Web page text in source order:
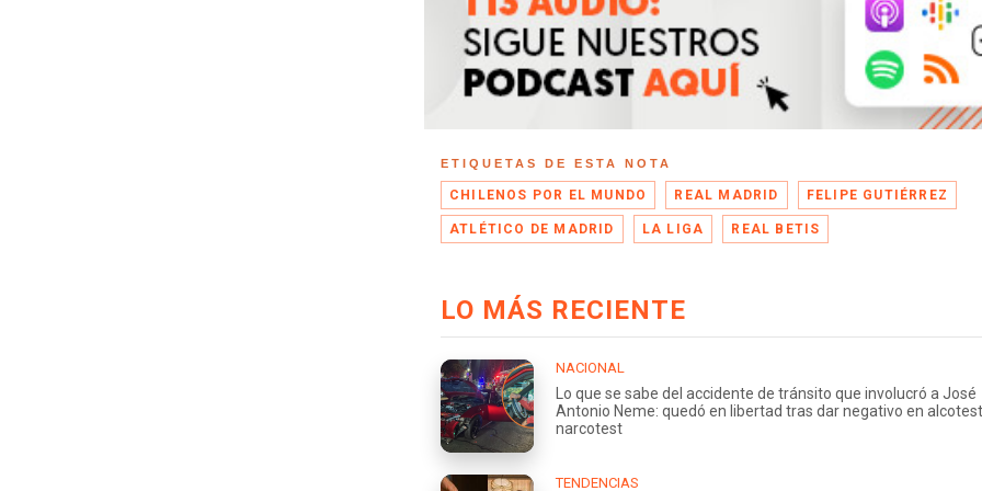
ETIQUETAS DE ESTA NOTA
CHILENOS POR EL MUNDO REAL MADRID FELIPE GUTIÉRREZ
ATLÉTICO DE MADRID LA LIGA REAL BETIS
LO MÁS RECIENTE
NACIONAL
Lo que se sabe del accidente de tránsito que involucró a José
Antonio Neme: quedó en libertad tras dar negativo en
narcotest
TENDENCIAS